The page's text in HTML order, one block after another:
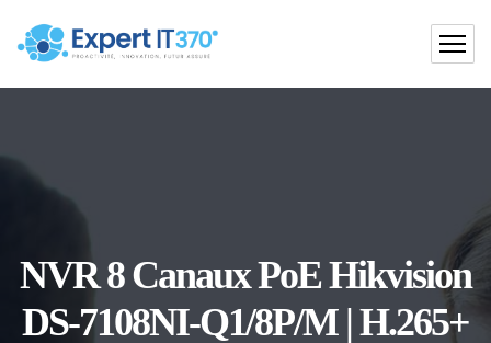
NVR 8 Canaux PoE Hikvision
DS-7108NI-Q1/8P/M | H.265+